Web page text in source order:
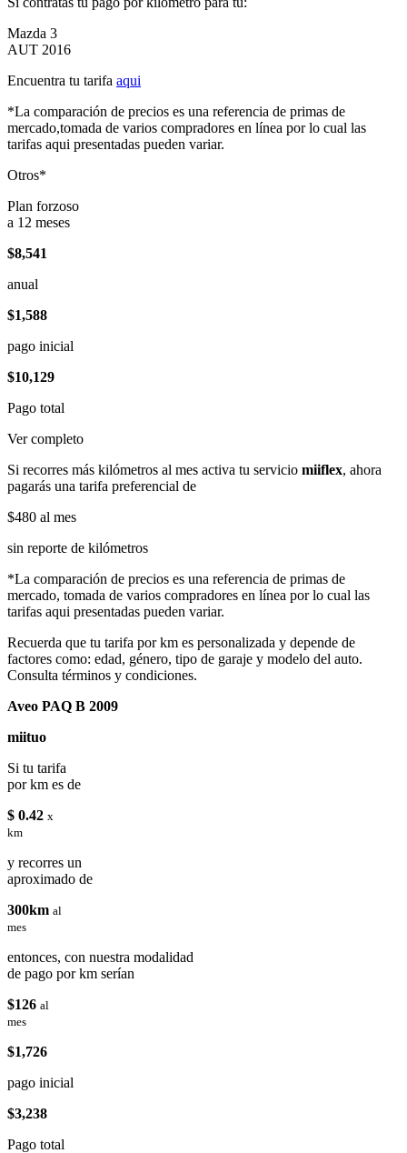
Mazda 3
AUT 2016
Encuentra tu tarifa aqui
*La comparación de precios es una referencia de primas de
mercado,tomada de varios compradores en línea por lo cual las
tarifas aqui presentadas pueden variar.
Otros*
Plan forzoso
a 12 meses
$8,541
anual
$1,588
pago inicial
$10,129
Pago total
Ver completo
Si recorres más kilómetros al mes activa tu servicio miiflex, ahora
pagarás una tarifa preferencial de
$480 al mes
sin reporte de kilómetros
*La comparación de precios es una referencia de primas de
mercado, tomada de varios compradores en línea por lo cual las
tarifas aqui presentadas pueden variar.
Recuerda que tu tarifa por km es personalizada y depende de
factores como: edad, género, tipo de garaje y modelo del auto.
Consulta términos y condiciones.
Aveo PAQ B 2009
miituo
Si tu tarifa
por km es de
$ 0.42 x
km
y recorres un
aproximado de
300km al
mes
entonces, con nuestra modalidad
de pago por km serían
$126 al
mes
$1,726
pago inicial
$3,238
Pago total